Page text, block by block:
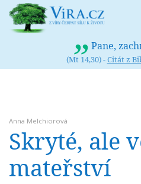
Pane,
(Mt 14,30) -Citát z
Anna Melchiorová
Skryté, ale
mateřství